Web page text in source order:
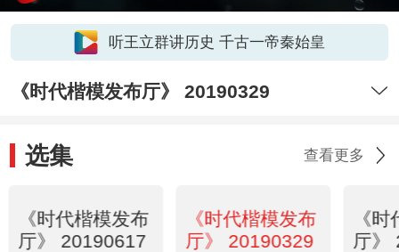
听王立群讲历史 千古一帝秦始皇
《时代楷模发布厅》 20190329
选集 查看更多
《时代楷模发布
厅》 20190617
《时代楷模发布
厅》 20190329
《
厅》